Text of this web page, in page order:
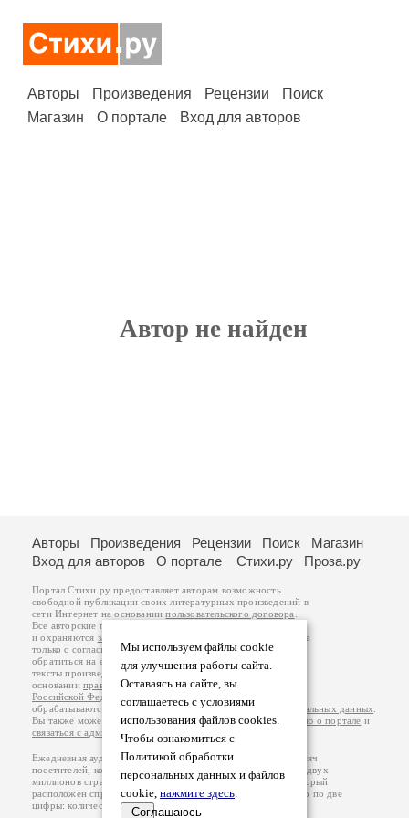
Авторы Произведения Рецензии
Поиск
Магазин
О портале Вход для авторов
Автор не найден
Мы используем файлы cookie
для улучшения работы сайта.
Оставаясь на сайте, вы
соглашаетесь с условиями
использования файлов cookies.
Чтобы ознакомиться с
Политикой обработки
персональных данных и файлов
cookie, нажмите здесь.
Соглашаюсь
Авторы Произведения Рецензии Поиск
Магазин
Вход для авторов
О портале Стихи.ру Проза.ру
Портал Стихи.ру предоставляет авторам возможность
свободной публикации своих литературных произведений в
сети Интернет на основаниипользовательского договора
Все авторские права на произведения принадлежат авторам
и охраняются законом
. Перепечатка произведений возможна
только с согласия его автора, к которому вы можете
обратиться на его авторской странице. Ответственность за
тексты произведений авторы несут самостоятельно на
основанииправил публикацииизаконодательства
Российской Федерации
обрабатываются на основанииПолитики обработки персональных данных
Вы также можете посмотреть более подробнуюинформацию о портале и
связаться с администрацией
Ежедневная аудитория портала Стихи.ру – порядка 200 тысяч
посетителей, которые в общей сумме просматривают более двух
миллионов страниц по данным счетчика посещаемости, который
расположен справа от этого текста. В каждой графе указано по две
цифры: количество просмотров и количество посетителей.